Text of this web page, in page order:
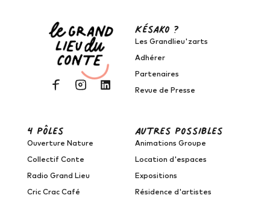
Késako ?
Les Grandlieu'zarts
Adhérer
Partenaires
Revue de Presse
4 pôles
Ouverture Nature
Collectif Conte
Radio Grand Lieu
Cric Crac Café
autres possibles
Animations Groupe
Location d'espaces
Expositions
Résidence d'artistes